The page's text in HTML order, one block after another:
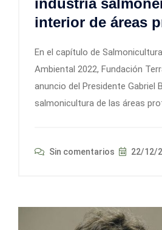
interior de áreas
En el capítulo de
Ambiental 2022, Fundación
anuncio del Presidente Gabriel
salmonicultura de las áreas
Sin comentarios 22/12/